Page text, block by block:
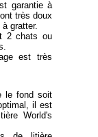
garantie à
très doux
gratter.
2 chats ou
est très
le fond soit
il est
World's